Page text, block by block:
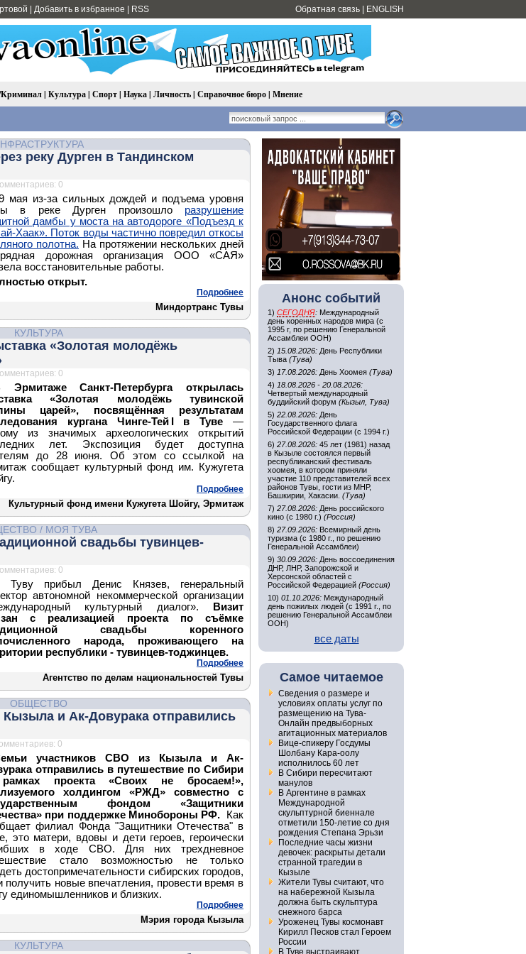
Добавить в избранное RSS Обратная связь ENGLISH
| Культура| Спорт| Наука| Личность| Справочное бюро| Мнение
реку Дурген в Тандинском
0
мая из-за сильных дождей и подъема уровня
в реке Дурген произошло разрушение
дамбы у моста на автодороге «Подъезд к
Хаак». Поток воды частично повредил откосы
полотна. На протяжении нескольких дней
дорожная организация ООО «САЯ»
восстановительные работы.
открыт.
Подробнее
Миндортранс Тувы
КУЛЬТУРА
«Золотая молодёжь
0
Эрмитаже Санкт‑Петербурга открылась
«Золотая молодёжь тувинской
царей», посвящённая результатам
кургана Чинге‑Тей I в Туве —
из значимых археологических открытий
лет. Экспозиция будет доступна
до 28 июня. Об этом со ссылкой на
сообщает культурный фонд им. Кужугета
Подробнее
Культурный фонд имени Кужугета Шойгу, Эрмитаж
/ МОЯ ТУВА
свадьбы тувинцев-
0
Туву прибыл Денис Князев, генеральный
автономной некоммерческой организации
культурный диалог».
Визит
с реализацией проекта по съёмке
свадьбы коренного
народа, проживающего на
республики - тувинцев-тоджинцев.
Подробнее
Агентство по делам национальностей Тувы
ОБЩЕСТВО
и Ак-Довурака отправились
0
участников СВО из Кызыла и Ак-
отправились в путешествие по Сибири
проекта «Своих не бросаем!»,
холдингом «РЖД» совместно с
фондом «Защитники
при поддержке Минобороны РФ.
Как
филиал Фонда "Защитники Отечества" в
это матери, вдовы и дети героев, героически
в ходе СВО. Для них трехдневное
стало возможностью не только
достопримечательности сибирских городов,
получить новые впечатления, провести время в
единомышленников и близких.
Подробнее
Мэрия города Кызыла
КУЛЬТУРА
Анонс событий
1) СЕГОДНЯ: Международный
день коренных народов мира (с
1995 г, по решению Генеральной
Ассамблеи ООН)
2) 15.08.2026: День Республики
Тыва (Тува)
3) 17.08.2026: День Хоомея (Тува)
4) 18.08.2026 - 20.08.2026:
Четвертый международный
буддийский форум (Кызыл, Тува)
5) 22.08.2026: День
Государственного флага
Российской Федерации (с 1994 г.)
6) 27.08.2026: 45 лет (1981) назад
в Кызыле состоялся первый
республиканский фестиваль
хоомея, в котором приняли
участие 110 представителей всех
районов Тувы, гости из МНР,
Башкирии, Хакасии. (Тува)
7) 27.08.2026: День российского
кино (с 1980 г.) (Россия)
8) 27.09.2026: Всемирный день
туризма (с 1980 г., по решению
Генеральной Ассамблеи)
9) 30.09.2026: День воссоединения
ДНР, ЛНР, Запорожской и
Херсонской областей с
Российской Федерацией (Россия)
10) 01.10.2026: Международный
день пожилых людей (с 1991 г., по
решению Генеральной Ассамблеи
ООН)
все даты
Самое читаемое
Сведения о размере и
условиях оплаты услуг по
размещению на Тува-
Онлайн предвыборных
агитационных материалов
Вице-спикеру Госдумы
Шолбану Кара-оолу
исполнилось 60 лет
В Сибири пересчитают
манулов
В Аргентине в рамках
Международной
скульптурной биеннале
отметили 150-летие со дня
рождения Степана Эрьзи
Последние часы жизни
девочек: раскрыты детали
странной трагедии в
Кызыле
Жители Тувы считают, что
на набережной Кызыла
должна быть скульптура
снежного барса
Уроженец Тувы космонавт
Кирилл Песков стал Героем
России
В Туве выстраивают